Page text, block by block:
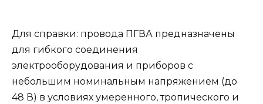
Для справки: провода ПГВА предназначены
для гибкого соединения
электрооборудования и приборов с
небольшим номинальным напряжением (до
48 В) в условиях умеренного, тропического и